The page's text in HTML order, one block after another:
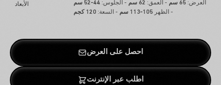
الأبعاد العرض: 65 سم - العمق: 62 سم - الجلوس: 44-52 سم
- الظهر 105-113 سم - السعة: 120 كجم
احصل على العرض
اطلب عبر الإنترنت